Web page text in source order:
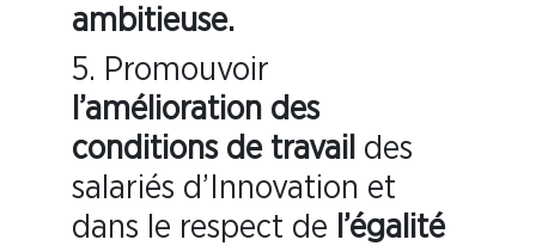
ambitieuse.
5. Promouvoir
l’amélioration des
conditions de travail des
salariés d’Innovation et
dans le respect de l’égalité